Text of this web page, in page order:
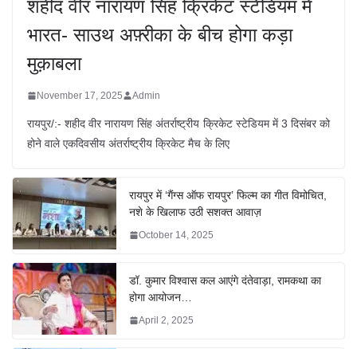
शहीद वीर नारायण सिंह क्रिकेट स्टेडियम में
भारत- साउथ अफ़्रीका के बीच होगा कड़ा
मुक़ाबला
November 17, 2025 Admin
रायपुर/:- शहीद वीर नारायण सिंह अंतर्राष्ट्रीय क्रिकेट स्टेडियम में 3 दिसंबर को
होने वाले एकदिवसीय अंतर्राष्ट्रीय क्रिकेट मैच के लिए
रायपुर में ‘गैंग्स ऑफ रायपुर’ फिल्म का गीत विमोचित,
नशे के खिलाफ उठी सशक्त आवाज़
October 14, 2025
डॉ. कुमार विश्वास कल आएंगे दंतेवाड़ा, रामकथा का
होगा आयोजन…
April 2, 2025